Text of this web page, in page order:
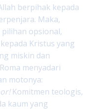
berpihak kepada
Maka,
opsional,
Kristus yang
miskin dan
menyadari
motonya:
Komitmen teologis,
kaum yang